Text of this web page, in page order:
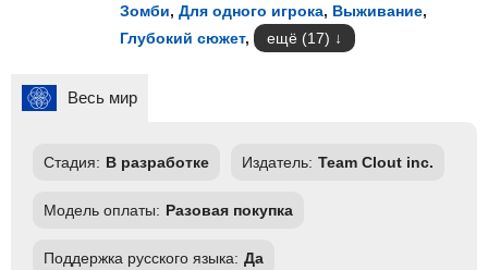
Зомби, Для одного игрока, Выживание,
Глубокий сюжет, ещё (17)
Весь мир
Стадия: В разработке Издатель: Team Clout inc.
Модель оплаты: Разовая покупка
Поддержка русского языка: Да